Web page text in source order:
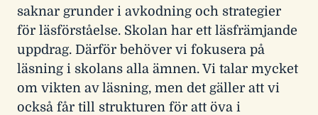
saknar grunder i avkodning och strategier
för läsförståelse. Skolan har ett läsfrämjande
uppdrag. Därför behöver vi fokusera på
läsning i skolans alla ämnen. Vi talar mycket
om vikten av läsning, men det gäller att vi
också får till strukturen för att öva i